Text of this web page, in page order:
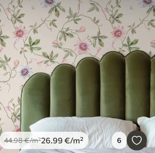
44.98€/m²26.99 €/m² 6